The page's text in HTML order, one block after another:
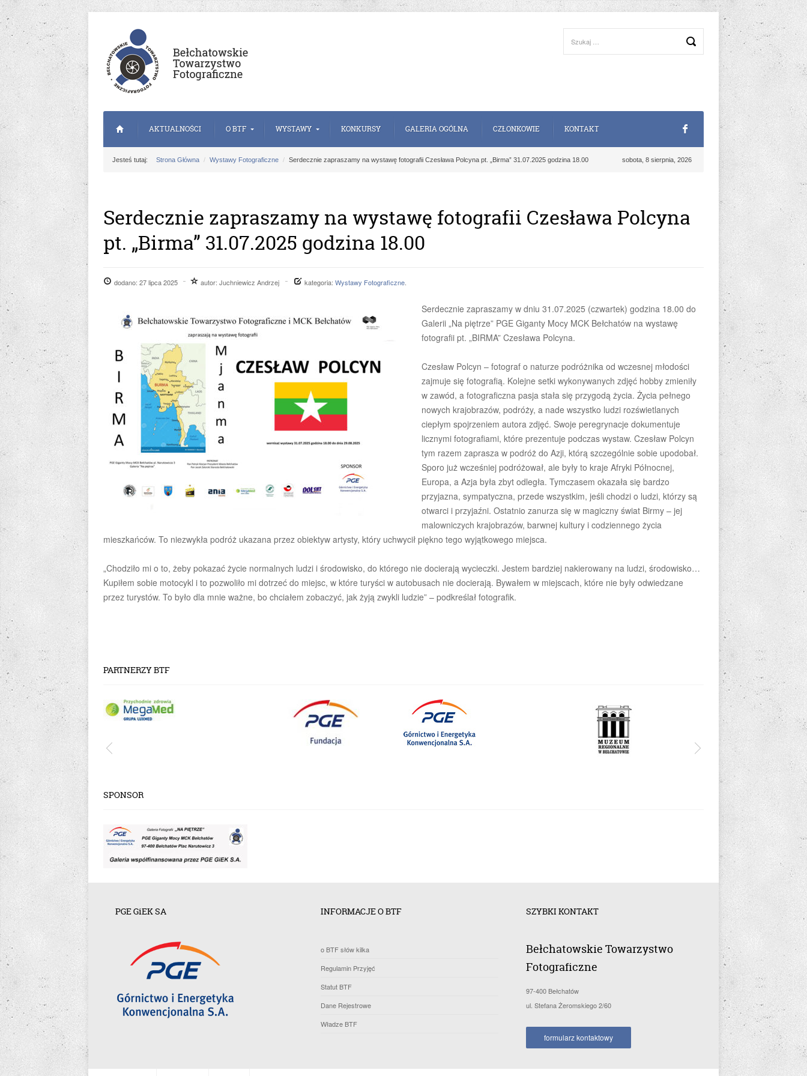
AKTUALNOŚCI O BTF WYSTAWY KONKURSY GALERIA OGÓLNA CZŁONKOWIE KONTAKT
Jesteś tutaj: Strona Główna Wystawy Fotograficzne Serdecznie zapraszamy na wystawę fotografii Czesława Polcyna pt. „Birma” 31.07.2025 godzina 18.00 sobota, 8 sierpnia, 2026
Serdecznie zapraszamy na wystawę fotografii Czesława Polcyna
pt. „Birma” 31.07.2025 godzina 18.00
dodano: 27 lipca 2025 autor: Juchniewicz Andrzej kategoria: Wystawy Fotograficzne
Serdecznie zapraszamy w dniu 31.07.2025 (czwartek) godzina 18.00 do
Galerii „Na piętrze” PGE Giganty Mocy MCK Bełchatów na wystawę
fotografii pt. „BIRMA” Czesława Polcyna.
Czesław Polcyn – fotograf o naturze podróżnika od wczesnej młodości
zajmuje się fotografią. Kolejne setki wykonywanych zdjęć hobby zmieniły
w zawód, a fotograficzna pasja stała się przygodą życia. Życia pełnego
nowych krajobrazów, podróży, a nade wszystko ludzi rozświetlanych
ciepłym spojrzeniem autora zdjęć. Swoje peregrynacje dokumentuje
licznymi fotografiami, które prezentuje podczas wystaw. Czesław Polcyn
tym razem zaprasza w podróż do Azji, którą szczególnie sobie upodobał.
Sporo już wcześniej podróżował, ale były to kraje Afryki Północnej,
Europa, a Azja była zbyt odległa. Tymczasem okazała się bardzo
przyjazna, sympatyczna, przede wszystkim, jeśli chodzi o ludzi, którzy są
otwarci i przyjaźni. Ostatnio zanurza się w magiczny świat Birmy – jej
malowniczych krajobrazów, barwnej kultury i codziennego życia
mieszkańców. To niezwykła podróż ukazana przez obiektyw artysty, który uchwycił piękno tego wyjątkowego miejsca.
„Chodziło mi o to, żeby pokazać życie normalnych ludzi i środowisko, do którego nie docierają wycieczki. Jestem bardziej nakierowany na ludzi, środowisko…
Kupiłem sobie motocykl i to pozwoliło mi dotrzeć do miejsc, w które turyści w autobusach nie docierają. Bywałem w miejscach, które nie były odwiedzane
przez turystów. To było dla mnie ważne, bo chciałem zobaczyć, jak żyją zwykli ludzie” – podkreślał fotografik.
PARTNERZY BTF
SPONSOR
PGE GiEK SA INFORMACJE O BTF
o BTF słów kilka
Regulamin Przyjęć
Statut BTF
Dane Rejestrowe
Władze BTF
SZYBKI KONTAKT
Bełchatowskie Towarzystwo
Fotograficzne
97-400 Bełchatów
ul. Stefana Żeromskiego 2/60
formularz kontaktowy